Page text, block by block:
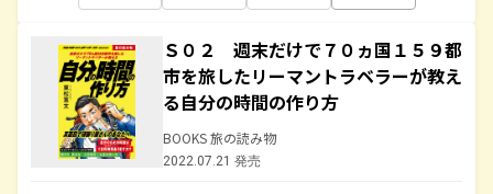
Ｓ０２ 週末だけで７０ヵ国１５９都
市を旅したリーマントラベラーが教え
る自分の時間の作り方
BOOKS 旅の読み物
2022.07.21 発売